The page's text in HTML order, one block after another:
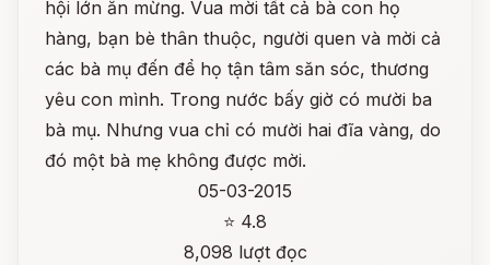
hội lớn ăn mừng. Vua mời tất cả bà con họ
hàng, bạn bè thân thuộc, người quen và mời cả
các bà mụ đến để họ tận tâm săn sóc, thương
yêu con mình. Trong nước bấy giờ có mười ba
bà mụ. Nhưng vua chỉ có mười hai đĩa vàng, do
đó một bà mẹ không được mời.
05-03-2015
⭐ 4.8
8,098 lượt đọc